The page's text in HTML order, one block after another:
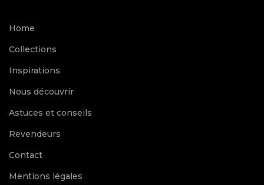
Home
Collections
Inspirations
Nous découvrir
Astuces et conseils
Revendeurs
Contact
Mentions légales